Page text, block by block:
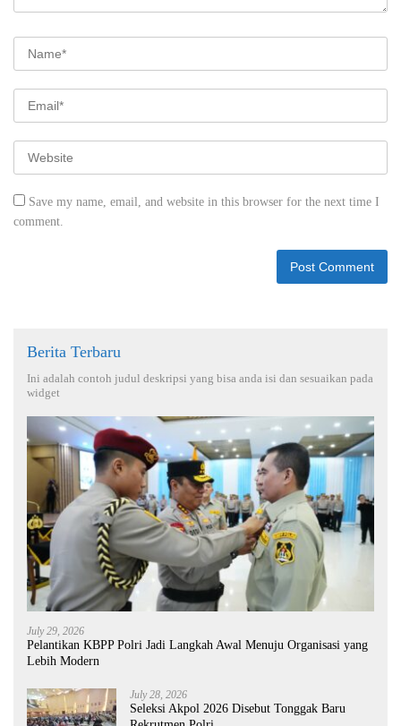
Save my name, email, and website in this browser for the next time I
comment.
Berita Terbaru
Ini adalah contoh judul deskripsi yang bisa anda isi dan sesuaikan pada
widget
July 29, 2026
Pelantikan KBPP Polri Jadi Langkah Awal Menuju Organisasi yang
Lebih Modern
July 28, 2026
Seleksi Akpol 2026 Disebut Tonggak Baru